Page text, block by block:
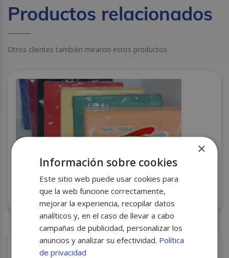
Productos relacionados
Otros clientes también miraron estos productos
SERVILLETA 40X40 BURDEOS 2H C/24
×
Información sobre cookies
Este sitio web puede usar cookies para
que la web funcione correctamente,
mejorar la experiencia, recopilar datos
analíticos y, en el caso de llevar a cabo
campañas de publicidad, personalizar los
anuncios y analizar su efectividad. Política
de privacidad